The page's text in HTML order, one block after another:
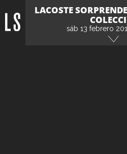
LACOSTE
sáb 13 febrero